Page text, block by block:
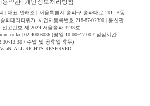
용약관 개인정보처리방침
| 대표 안해조 | 서울특별시 송파구 송파대로 201, B동
파테라타워2) 사업자등록번호 218-87-02390 | 통신판
신고번호 제-2024-서울송파-3233호
| 02-400-6036 (평일 10:00~17:00 / 점심시간
/ 주말 및 공휴일 휴무)
ALL RIGHTS RESERVED